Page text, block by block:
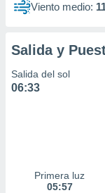
Viento medio:
Salida y
Salida del sol
06:33
Primera luz
05:57